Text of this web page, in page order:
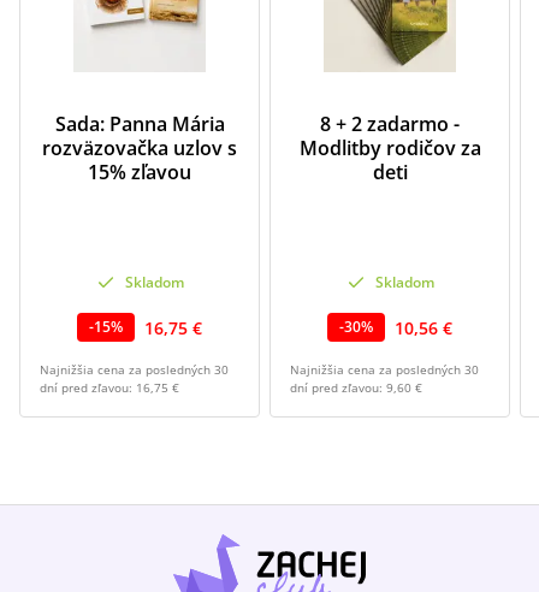
Sada: Panna Mária
rozväzovačka uzlov s
15% zľavou
Skladom
-15% 16,75 €
Najnižšia cena za posledných 30
dní pred zľavou: 16,75 €
8 + 2 zadarmo -
Modlitby rodičov za
deti
Skladom
-30% 10,56 €
Najnižšia cena za posledných 30
dní pred zľavou: 9,60 €